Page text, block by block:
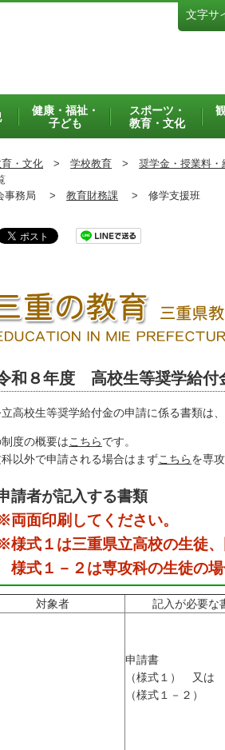
文字サ
健康・福祉・
子ども
スポーツ・
教育・文化
・文化 > 学校教育 > 奨学金・授業料・
事務局 >
教育財務課 > 修学支援班
和８年度 高校生等奨学給付
高校生等奨学給付金の申請に係る書類は
度の概要はこちらです。
以外で申請される場合はまずこちらを専
請者が記入する書類
両面印刷 してください。
様式１は三重県立高校の生徒
式１－２は専攻科の生徒の
対象者 記入が必要な
申請書
（様式１） 又は
（様式１－２）